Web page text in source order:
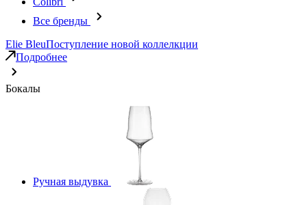
Все бренды
Elie BleuПоступление новой коллелкции
Подробнее
Бокалы
Ручная выдувка